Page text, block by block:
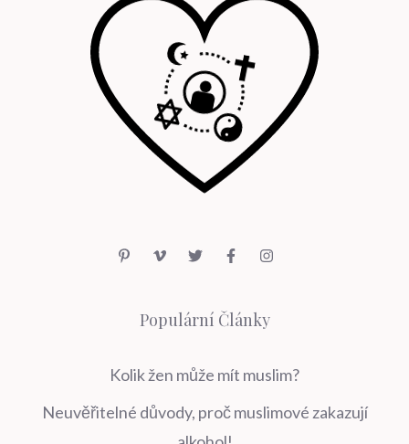
Populární Články
Kolik žen může mít muslim?
Neuvěřitelné důvody, proč muslimové zakazují